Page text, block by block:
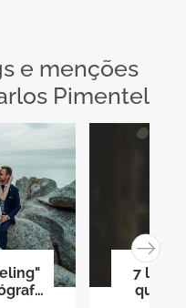
e menções
Pimentel
7
quem